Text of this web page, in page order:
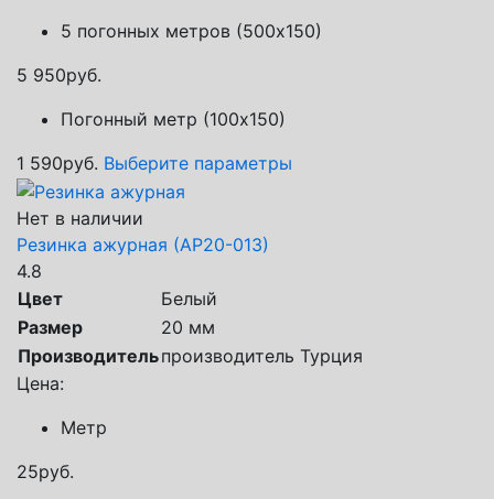
5 погонных метров (500х150)
5 950руб.
Погонный метр (100х150)
1 590руб. Выберите параметры
Нет в наличии
Резинка ажурная (АР20-013)
4.8
Цвет
Белый
Размер
20 мм
Производительпроизводитель Турция
Цена:
Метр
25руб.